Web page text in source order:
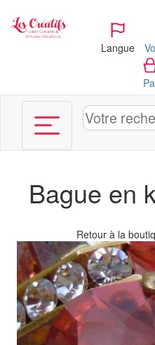
Langue
Bague en
Retour à la